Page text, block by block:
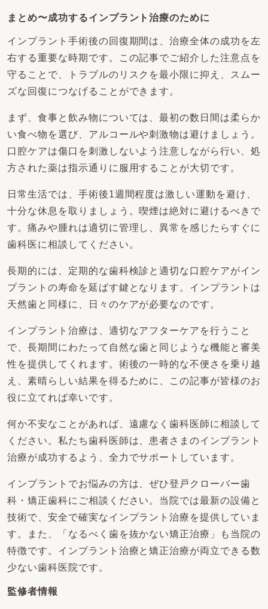
まとめ〜成功するインプラント治療のために
インプラント手術後の回復期間は、治療全体の成功を左
右する重要な時期です。この記事でご紹介した注意点を
守ることで、トラブルのリスクを最小限に抑え、スムー
ズな回復につなげることができます。
まず、食事と飲み物については、最初の数日間は柔らか
い食べ物を選び、アルコールや刺激物は避けましょう。
口腔ケアは傷口を刺激しないよう注意しながら行い、処
方された薬は指示通りに服用することが大切です。
日常生活では、手術後1週間程度は激しい運動を避け、
十分な休息を取りましょう。喫煙は絶対に避けるべきで
す。痛みや腫れは適切に管理し、異常を感じたらすぐに
歯科医に相談してください。
長期的には、定期的な歯科検診と適切な口腔ケアがイン
プラントの寿命を延ばす鍵となります。インプラントは
天然歯と同様に、日々のケアが必要なのです。
インプラント治療は、適切なアフターケアを行うこと
で、長期間にわたって自然な歯と同じような機能と審美
性を提供してくれます。術後の一時的な不便さを乗り越
え、素晴らしい結果を得るために、この記事が皆様のお
役に立てれば幸いです。
何か不安なことがあれば、遠慮なく歯科医師に相談して
ください。私たち歯科医師は、患者さまのインプラント
治療が成功するよう、全力でサポートしています。
インプラントでお悩みの方は、ぜひ登戸クローバー歯
科・矯正歯科にご相談ください。当院では最新の設備と
技術で、安全で確実なインプラント治療を提供していま
す。また、「なるべく歯を抜かない矯正治療」も当院の
特徴です。インプラント治療と矯正治療が両立できる数
少ない歯科医院です。
監修者情報